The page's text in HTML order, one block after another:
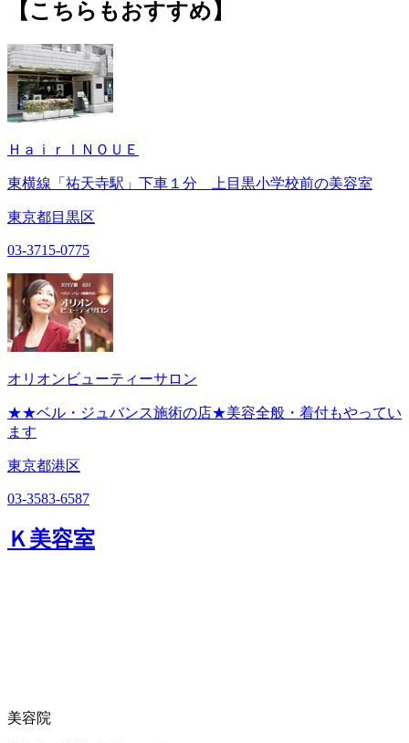
【こちらもおすすめ】
ＨａｉｒＩＮＯＵＥ
東横線「祐天寺駅」下車１分 上目黒小学校前の美容室
東京都目黒区
03-3715-0775
オリオンビューティーサロン
★★ベル・ジュバンス施術の店★美容全般・着付もやってい
ます
東京都港区
03-3583-6587
Ｋ美容室
美容院